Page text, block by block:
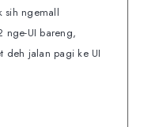
sih ngemall
nge-UI bareng,
deh jalan pagi ke UI